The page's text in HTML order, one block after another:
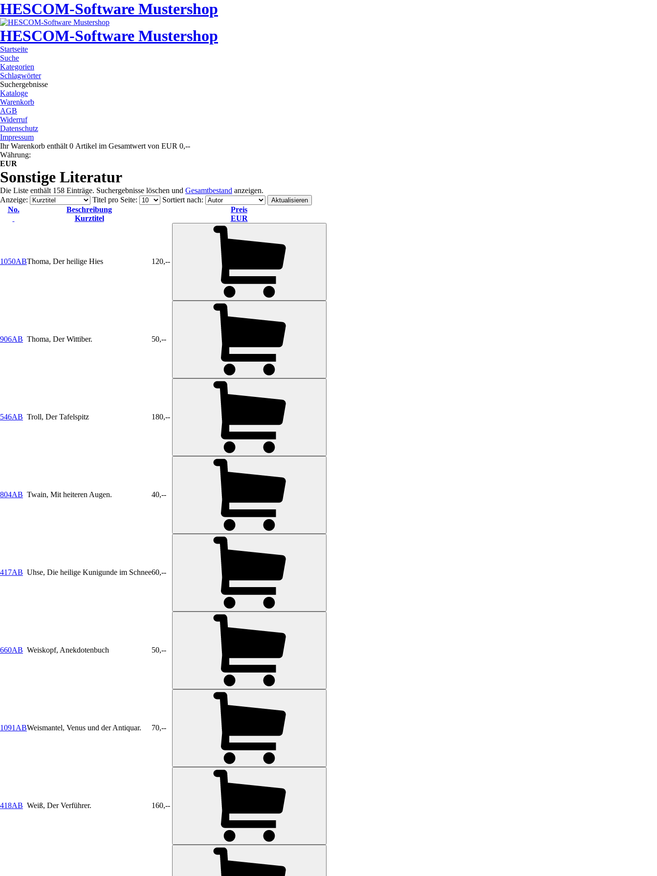
HESCOM-Software Mustershop
HESCOM-Software Mustershop
Startseite
Suche
Kategorien
Schlagwörter
Suchergebnisse
Kataloge
Warenkorb
AGB
Widerruf
Datenschutz
Impressum
Ihr Warenkorb enthält 0 Artikel im Gesamtwert von EUR 0,--
Währung:
EUR
Sonstige Literatur
Die Liste enthält 158 Einträge. Suchergebnisse löschen und Gesamtbestand anzeigen.
Anzeige: Titel pro Seite: Sortiert nach:
No.
Beschreibung
Kurztitel
Preis
EUR
1050ABThoma, Der heilige Hies 120,--
906AB Thoma, Der Wittiber. 50,--
546AB Troll, Der Tafelspitz 180,--
804AB Twain, Mit heiteren Augen. 40,--
417AB Uhse, Die heilige Kunigunde im Schnee60,--
660AB Weiskopf, Anekdotenbuch 50,--
1091ABWeismantel, Venus und der Antiquar. 70,--
418AB Weiß, Der Verführer. 160,--